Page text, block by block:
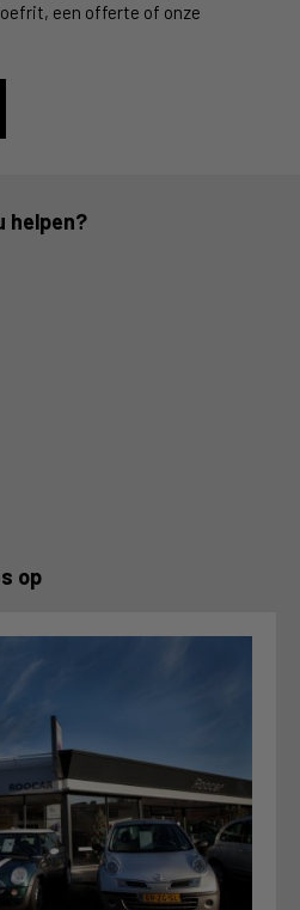
een offerte of onze
helpen?
op